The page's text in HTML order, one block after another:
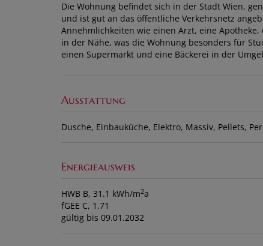
Die Wohnung befindet sich in der Stadt Wien,
und ist gut an das öffentliche Verkehrsnetz
Annehmlichkeiten wie einen Arzt, eine
in der Nähe, was die Wohnung besonders für
einen Supermarkt und eine Bäckerei in der
Ausstattung
Dusche Einbauküche Elektro Massiv Pellets
Energieausweis
HWB B, 31.1 kWh/m2a
fGEE C, 1,71
gültig bis 09.01.2032